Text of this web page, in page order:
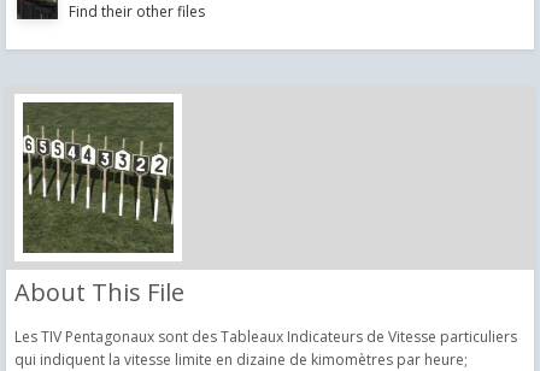
Find their other files
About This File
Les TIV Pentagonaux sont des Tableaux Indicateurs de Vitesse particuliers
qui indiquent la vitesse limite en dizaine de kimomètres par heure;